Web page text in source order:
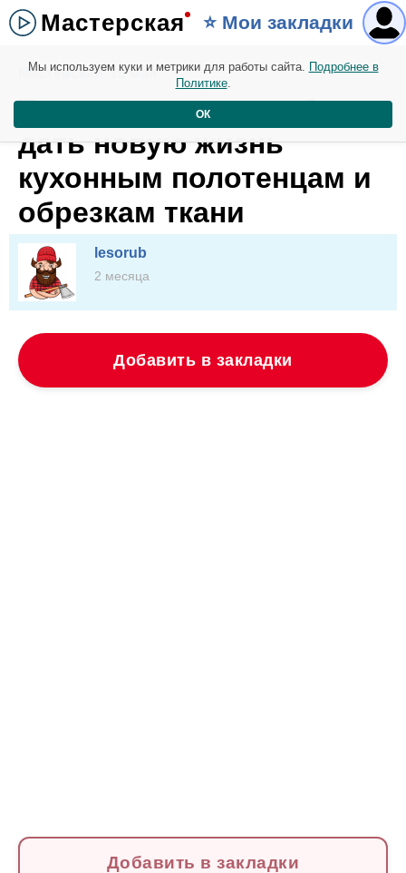
Мастерская ⭐️ Мои закладки
Мастерская. 19 мая
Три простых способа
дать новую жизнь
кухонным полотенцам и
обрезкам ткани
lesorub
2 месяца
Добавить в закладки
Добавить в закладки
Мы используем куки и метрики для работы сайта. Подробнее в
Политике.
ОК